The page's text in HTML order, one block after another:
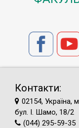
Контакти:
02154, Україна,
бул. І. Шамо, 18/2
(044) 295-59-35